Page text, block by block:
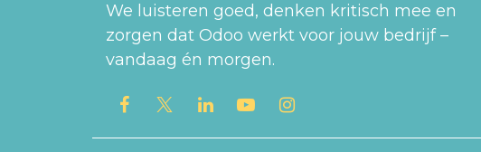
We luisteren goed, denken kritisch mee en
zorgen dat Odoo werkt voor jouw bedrijf –
vandaag én morgen.